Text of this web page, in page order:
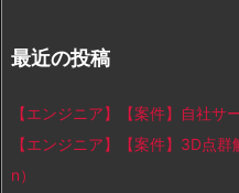
最近の投稿
【エンジニア】【案件】自社サ
【エンジニア】【案件】3D点
n）